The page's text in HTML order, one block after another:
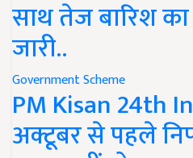
साथ तेज बारिश
जारी..
Government Scheme
PM Kisan 24th
अक्टूबर से पहले